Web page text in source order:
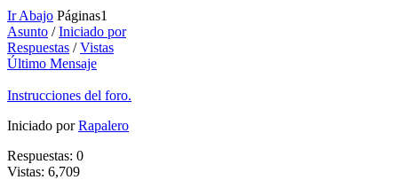
Ir Abajo Páginas1
Asunto /Iniciado por
Respuestas /Vistas
Último Mensaje
Instrucciones del foro.
Iniciado porRapalero
Respuestas: 0
Vistas: 6,709